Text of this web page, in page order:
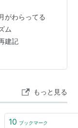
めぐみはスキだ
(少年サンデー
サエイズム
ンREDコミッ
がわらってる
ム
建記
もっと見る
10 ブックマーク